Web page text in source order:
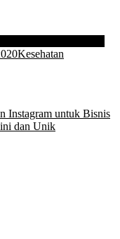
Kesehatan
Instagram untuk Bisnis
dan Unik